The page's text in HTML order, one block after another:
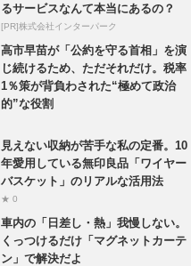
るサービスなんて本当にあるの？
[PR]株式会社インターパーク
高市早苗が「公約を守る首相」を演
じ続けるため、ただそれだけ。税率
1％策が背負わされた“極めて政治
的”な役割
見えない収納が苦手な私の定番。10
年愛用している無印良品「ワイヤー
バスケット」のリアルな活用法
★ 0
車内の「日差し・熱」我慢しない。
くっつけるだけ「マグネットカーテ
ン」で解決だよ